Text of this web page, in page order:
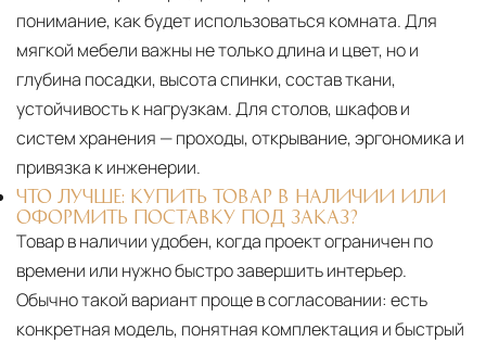
понимание, как будет использоваться комната. Для
мягкой мебели важны не только длина и цвет, но и
глубина посадки, высота спинки, состав ткани,
устойчивость к нагрузкам. Для столов, шкафов и
систем хранения — проходы, открывание, эргономика и
привязка к инженерии.
ЧТО ЛУЧШЕ: КУПИТЬ ТОВАР В НАЛИЧИИ ИЛИ
ОФОРМИТЬ ПОСТАВКУ ПОД ЗАКАЗ?
Товар в наличии удобен, когда проект ограничен по
времени или нужно быстро завершить интерьер.
Обычно такой вариант проще в согласовании: есть
конкретная модель, понятная комплектация и быстрый